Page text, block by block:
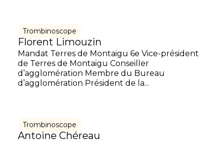
Trombinoscope
Florent Limouzin
Mandat Terres de Montaigu 6e Vice-président
de Terres de Montaigu Conseiller
d’agglomération Membre du Bureau
d’agglomération Président de la...
Trombinoscope
Antoine Chéreau